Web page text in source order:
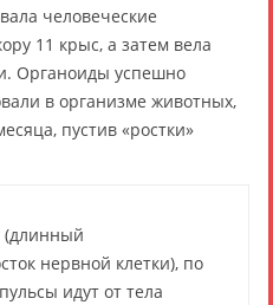
человеческие
11 крыс, а затем вела
Органоиды успешно
в организме животных,
пустив «ростки»
нервной клетки), по
идут от тела